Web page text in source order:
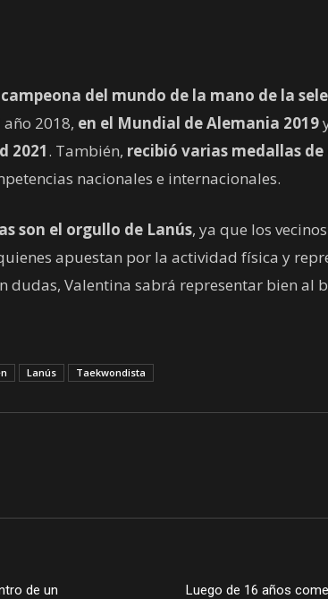
del mundo de la mano de la
2018, en el Mundial de Alemania 2019
2021. También, recibió varias medallas de
nacionales e internacionales.
son el orgullo de Lanús, ya que los
apuestan por la actividad física y
dudas, Valentina sabrá representar bien al
Lanús Taekwondista
de un
Luego de 16 años